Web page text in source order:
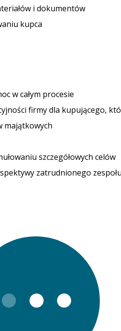
i dokumentów
kupca
w całym procesie
firmy dla kupującego,
majątkowych
szczegółowych celów
zatrudnionego